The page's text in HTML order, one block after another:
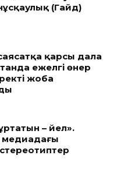
(Гайд)
қарсы дала
ежелгі өнер
жоба
– әйел».
медиадағы